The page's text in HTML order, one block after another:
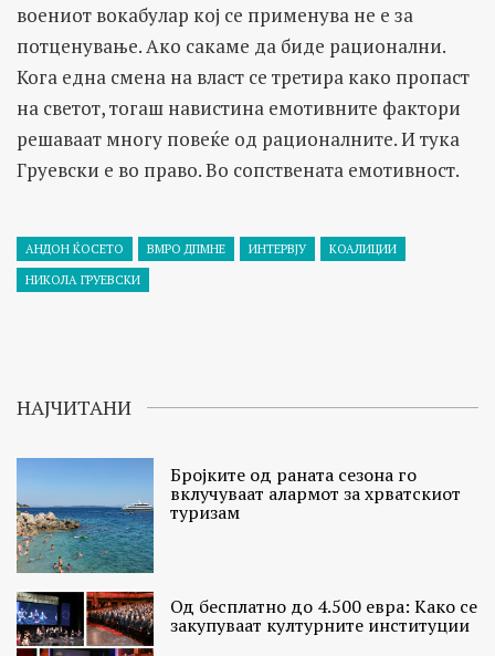
воениот вокабулар кој се применува не е за
потценување. Ако сакаме да биде рационални.
Кога една смена на власт се третира како пропаст
на светот, тогаш навистина емотивните фактори
решаваат многу повеќе од рационалните. И тука
Груевски е во право. Во сопствената емотивност.
АНДОН ЌОСЕТО ВМРО ДПМНЕ ИНТЕРВЈУ
КОАЛИЦИИ
НИКОЛА ГРУЕВСКИ
НАЈЧИТАНИ
Бројките од раната сезона го
вклучуваат алармот за хрватскиот
туризам
Од бесплатно до 4.500 евра: Како се
закупуваат културните институции